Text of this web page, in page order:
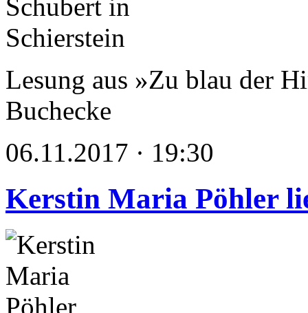
Lesung aus »Zu blau der
Buchecke
06.11.2017 · 19:30
Kerstin Maria Pöhler